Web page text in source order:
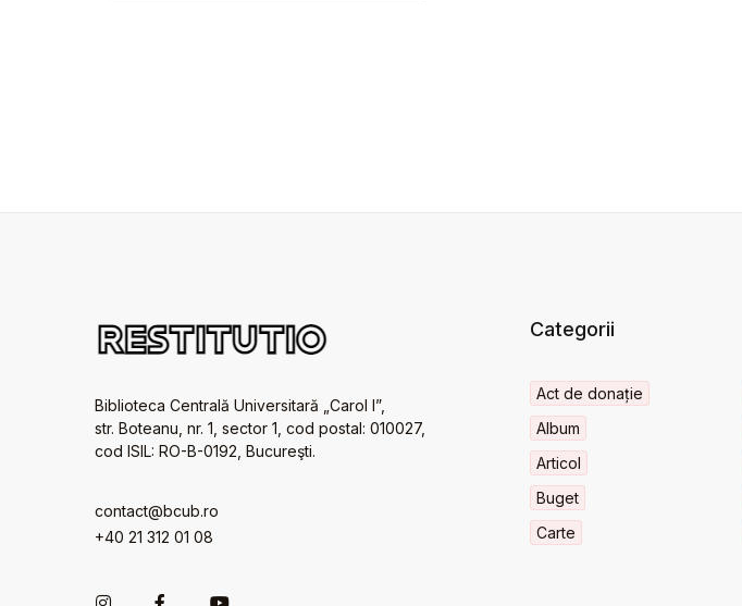
Biblioteca Centrală Universitară „Carol I”,
str. Boteanu, nr. 1, sector 1, cod postal: 010027,
cod ISIL: RO-B-0192, Bucureşti.
contact@bcub.ro
+40 21 312 01 08
Categorii
Act de donație
Album
Articol
Buget
Carte